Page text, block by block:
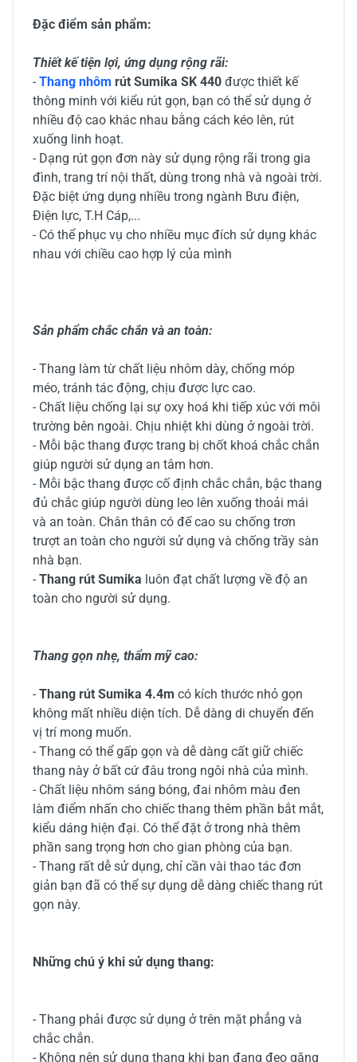
Đặc điểm sản phẩm:
Thiết kế tiện lợi, ứng dụng rộng rãi:
- Thang nhôm rút Sumika SK 440 được thiết kế
thông minh với kiểu rút gọn, bạn có thể sử dụng ở
nhiều độ cao khác nhau bằng cách kéo lên, rút
xuống linh hoạt.
- Dạng rút gọn đơn này sử dụng rộng rãi trong gia
đình, trang trí nội thất, dùng trong nhà và ngoài trời.
Đặc biệt ứng dụng nhiều trong ngành Bưu điện,
Điện lực, T.H Cáp,...
- Có thể phục vụ cho nhiều mục đích sử dụng khác
nhau với chiều cao hợp lý của mình
Sản phẩm chắc chắn và an toàn:
- Thang làm từ chất liệu nhôm dày, chống móp
méo, tránh tác động, chịu được lực cao.
- Chất liệu chống lại sự oxy hoá khi tiếp xúc với môi
trường bên ngoài. Chịu nhiệt khi dùng ở ngoài trời.
- Mỗi bậc thang được trang bị chốt khoá chắc chắn
giúp người sử dụng an tâm hơn.
- Mỗi bậc thang được cố định chắc chắn, bậc thang
đủ chắc giúp người dùng leo lên xuống thoải mái
và an toàn. Chân thân có đế cao su chống trơn
trượt an toàn cho người sử dụng và chống trầy sàn
nhà bạn.
- Thang rút Sumika luôn đạt chất lượng về độ an
toàn cho người sử dụng.
Thang gọn nhẹ, thẩm mỹ cao:
- Thang rút Sumika 4.4m có kích thước nhỏ gọn
không mất nhiều diện tích. Dễ dàng di chuyển đến
vị trí mong muốn.
- Thang có thể gấp gọn và dễ dàng cất giữ chiếc
thang này ở bất cứ đâu trong ngôi nhà của mình.
- Chất liệu nhôm sáng bóng, đai nhôm màu đen
làm điểm nhấn cho chiếc thang thêm phần bắt mắt,
kiểu dáng hiện đại. Có thể đặt ở trong nhà thêm
phần sang trọng hơn cho gian phòng của bạn.
- Thang rất dễ sử dụng, chỉ cần vài thao tác đơn
giản bạn đã có thể sự dụng dễ dàng chiếc thang rút
gọn này.
Những chú ý khi sử dụng thang:
- Thang phải được sử dụng ở trên mặt phẳng và
chắc chắn.
- Không nên sử dụng thang khi bạn đang đeo găng